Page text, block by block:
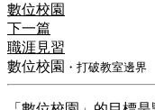
數位校園
下一篇
職涯見習
數位校園 ・打破教室邊界